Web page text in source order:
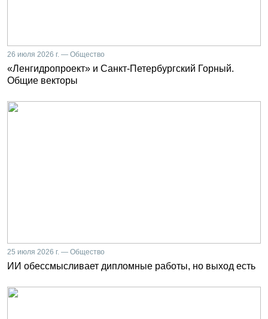
26 июля 2026 г. — Общество
«Ленгидропроект» и Санкт-Петербургский Горный.
Общие векторы
25 июля 2026 г. — Общество
ИИ обессмысливает дипломные работы, но выход есть